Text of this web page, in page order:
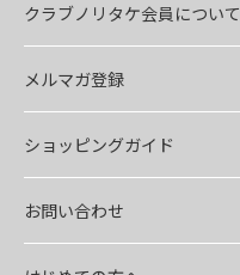
クラブノリタケ会員について
メルマガ登録
ショッピングガイド
お問い合わせ